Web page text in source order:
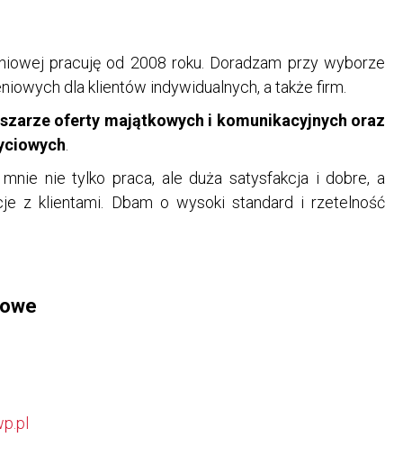
pracuję od 2008 roku. Doradzam przy wyborze
dla klientów indywidualnych, a także firm.
oferty majątkowych i komunikacyjnych oraz
nie tylko praca, ale duża satysfakcja i dobre, a
z klientami. Dbam o wysoki standard i rzetelność